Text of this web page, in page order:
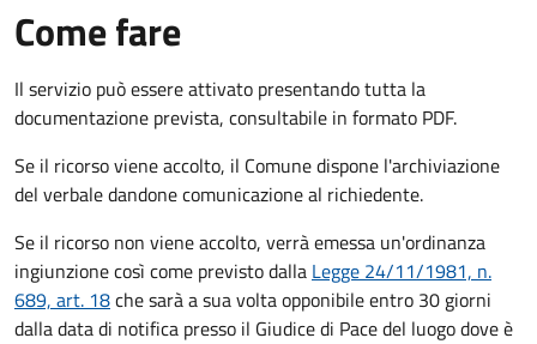
Come fare
Il servizio può essere attivato presentando tutta la
documentazione prevista, consultabile in formato PDF.
Se il ricorso viene accolto, il Comune dispone l'archiviazione
del verbale dandone comunicazione al richiedente.
Se il ricorso non viene accolto, verrà emessa un'ordinanza
ingiunzione così come previsto dalla Legge 24/11/1981, n.
689, art. 18che sarà a sua volta opponibile entro 30 giorni
dalla data di notifica presso il Giudice di Pace del luogo dove è